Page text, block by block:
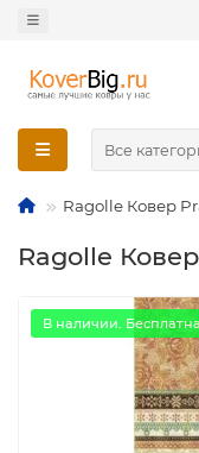
Все
Ragolle Ковер
Ragolle Ковер
В наличии.